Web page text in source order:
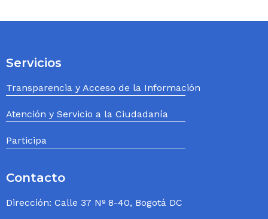
Servicios
Transparencia y Acceso de la Información
Atención y Servicio a la Ciudadanía
Participa
Contacto
Dirección: Calle 37 Nº 8-40, Bogotá DC